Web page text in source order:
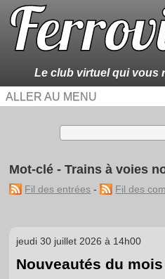
Le club virtuel qui vous
ALLER AU MENU
Mot-clé - Trains à voies
Fil des entrées - Fil des
jeudi 30 juillet 2026 à 14h00
Nouveautés du